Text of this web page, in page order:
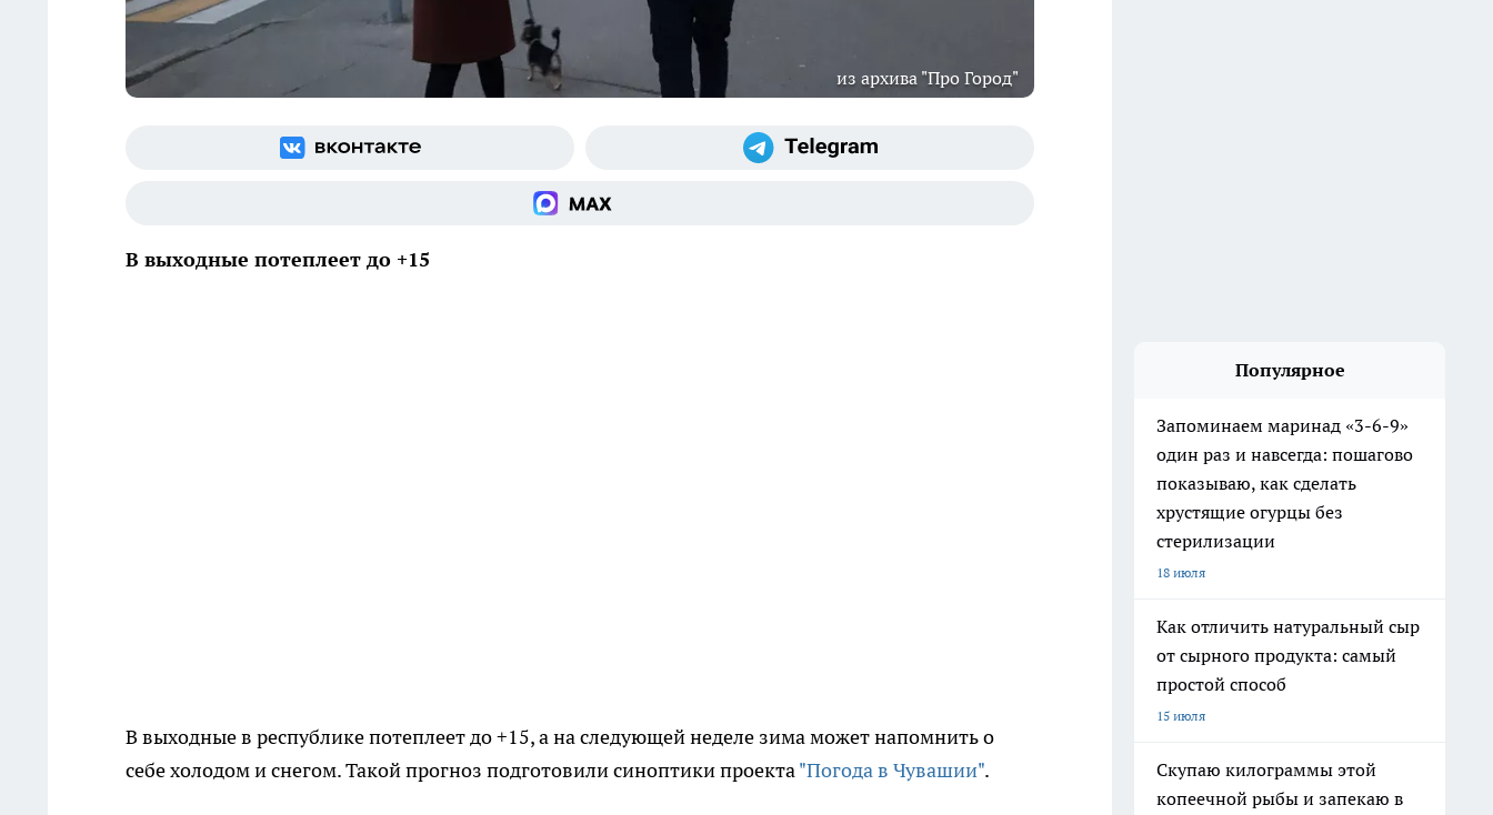
из архива "Про Город"
В выходные потеплеет до +15
В выходные в республике потеплеет до +15, а на следующей неделе зима может напомнить о
себе холодом и снегом. Такой прогноз подготовили синоптики проекта"Погода в Чувашии".
Популярное
Запоминаем маринад «3-6-9»
один раз и навсегда: пошагово
показываю, как сделать
хрустящие огурцы без
стерилизации
18 июля
Как отличить натуральный сыр
от сырного продукта: самый
простой способ
15 июля
Скупаю килограммы этой
копеечной рыбы и запекаю в